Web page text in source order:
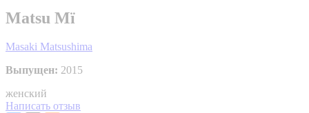
Matsu Mï
Masaki Matsushima
Выпущен: 2015
женский
Написать отзыв